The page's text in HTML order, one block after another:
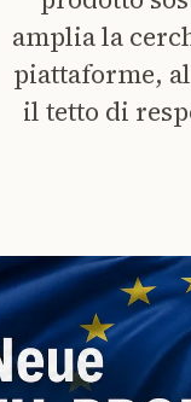
amplia la
piattaforme,
il tetto di